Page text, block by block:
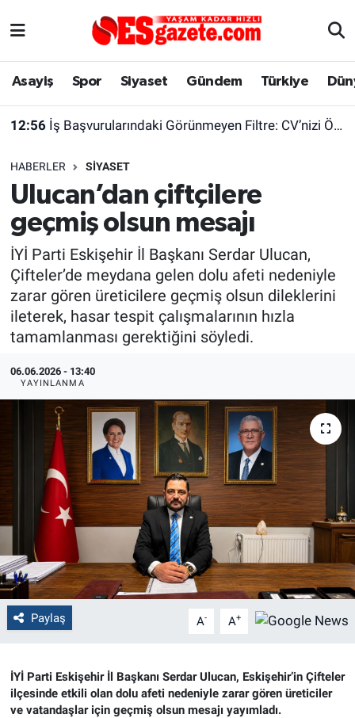
Asayiş Spor Siyaset Gündem Türkiye
12:56 İş Başvurularındaki Görünmeyen Filtre: CV’nizi Önce Bir Yazılım Okuyor
HABERLER SIYASET
Ulucan’dan çiftçilere
geçmiş olsun mesajı
İYİ Parti Eskişehir İl Başkanı Serdar Ulucan,
Çifteler’de meydana gelen dolu afeti nedeniyle
zarar gören üreticilere geçmiş olsun dileklerini
ileterek, hasar tespit çalışmalarının hızla
tamamlanması gerektiğini söyledi.
06.06.2026 - 13:40
YAYINLANMA
Paylaş A- A+
İYİ Parti Eskişehir İl Başkanı Serdar Ulucan, Eskişehir’in Çifteler
ilçesinde etkili olan dolu afeti nedeniyle zarar gören üreticiler
ve vatandaşlar için geçmiş olsun mesajı yayımladı.
Asayiş
Türkiye
Dünya
Sağlık
Alış-Veriş/İş dünyası
Yaşam
Eskişehirspor Arşivi
Eskişehir Arşivi
Röportaj
Ekonomi
Kültür Sanat
Politika
Bilecik
Kütahya
Gezi
Genel
Çevre
Yerel
Bilim ve Teknoloji
Eskişehir Nöbetçi Eczaneler
Süper Lig Puan Durumu ve Fikstür
Tüm Manşetler
Son Dakika Haberleri
Haber Arşivi